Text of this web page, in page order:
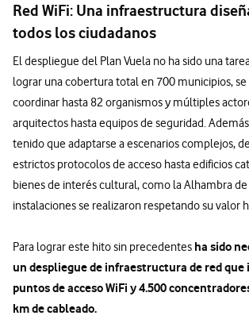
Red WiFi: Una infraestructura
todos los ciudadanos
El despliegue del Plan Vuela no ha sido una
lograr una cobertura total en 700 municipios,
coordinar hasta 82 organismos y múltiples
arquitectos hasta equipos de seguridad.
tenido que adaptarse a escenarios complejos,
estrictos protocolos de acceso hasta edificios
bienes de interés cultural, como la Alhambra de
instalaciones se realizaron respetando su valor
Para lograr este hito sin precedentes ha sido
un despliegue de infraestructura de red que
puntos de acceso WiFi y 4.500
km de cableado.